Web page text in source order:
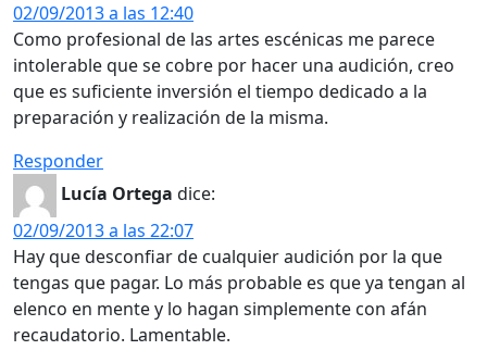
02/09/2013 a las 12:40
Como profesional de las artes escénicas me parece
intolerable que se cobre por hacer una audición, creo
que es suficiente inversión el tiempo dedicado a la
preparación y realización de la misma.
Responder
Lucía Ortega dice:
02/09/2013 a las 22:07
Hay que desconfiar de cualquier audición por la que
tengas que pagar. Lo más probable es que ya tengan al
elenco en mente y lo hagan simplemente con afán
recaudatorio. Lamentable.